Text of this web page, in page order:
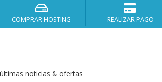
COMPRAR HOSTING REALIZAR PAGO
noticias & ofertas